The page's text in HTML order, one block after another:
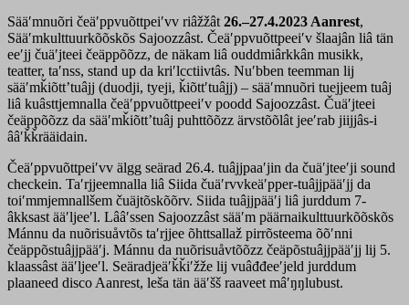
Sääʹmnuõri čeäʹppvuõttpeiʹvv riâžžât 26.–27.4.2023 Aanrest,
Sääʹmkulttuurkõõskõs Sajoozzâst. Čeäʹppvuõttpeeiʹv šlaajân liâ tän
eeʹjj čuäʹjteei čeäppõõzz, de näkam liâ ouddmiârkkân musikk,
teatter, taʹnss, stand up da kriʹlcctiivtâs. Nuʹbben teemman lij
sääʹmǩiõttʼtuâjj (duodji, tyeji, ǩiõttʹtuâjj) – sääʹmnuõri tuejjeem tuâj
liâ kuâsttjemnalla čeäʹppvuõttpeeiʹv poodd Sajoozzâst. Čuäʹjteei
čeäppõõzz da sääʹmǩiõttʼtuâj puhttõõzz ärvstõõlât jeeʹrab jiijjâs-i
ââʹǩǩrääidain.
Čeäʹppvuõttpeiʹvv älgg seärad 26.4. tuâjjpaaʹjin da čuäʹjteeʹji sound
checkein. Taʹrjjeemnalla liâ Siida čuäʹrvvkeäʹpper-tuâjjpääʹjj da
toiʹmmjemnallšem čuäjtõskõõrv. Siida tuâjjpääʹj liâ jurddum 7-
âkksast ääʹljeeʹl. Lââʹssen Sajoozzâst sääʹm päärnaikulttuurkõõskõs
Mánnu da nuõrisuåvtõs taʹrjjee õhttsallaž pirrõsteema õõʹnni
čeäppõstuâjjpääʹj. Mánnu da nuõrisuåvtõõzz čeäpõstuâjjpääʹjj lij 5.
klaassâst ääʹljeeʹl. Seäradjeäʹǩǩiʹžže lij vuâđđeeʹjeld jurddum
plaaneed disco Aanrest, leša tän ääʹšš raaveet mâʹŋŋlubust.